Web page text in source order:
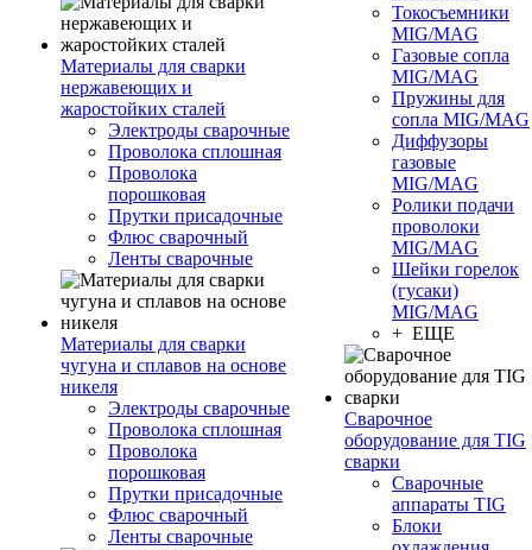
Материалы для сварки
нержавеющих и
жаростойких сталей
Электроды сварочные
Проволока сплошная
Проволока
порошковая
Прутки присадочные
Флюс сварочный
Ленты сварочные
Материалы для сварки
чугуна и сплавов на основе
никеля
Электроды сварочные
Проволока сплошная
Проволока
порошковая
Прутки присадочные
Флюс сварочный
Ленты сварочные
Токосъемники
MIG/MAG
Газовые сопла
MIG/MAG
Пружины для
сопла MIG/MAG
Диффузоры
газовые
MIG/MAG
Ролики подачи
проволоки
MIG/MAG
Шейки горелок
(гусаки)
MIG/MAG
+ ЕЩЕ
Сварочное
оборудование для TIG
сварки
Сварочные
аппараты TIG
Блоки